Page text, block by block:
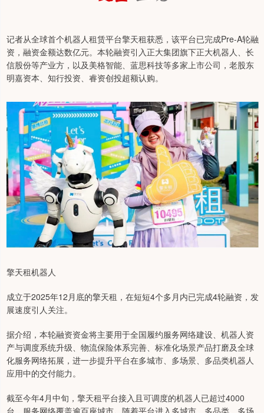
记者从全球首个机器人租赁平台擎天租获悉，该平台已完成Pre-A轮融
资，融资金额达数亿元。本轮融资引入正大集团旗下正大机器人、长
信股份等产业方，以及美格智能、蓝思科技等多家上市公司，老股东
明嘉资本、知行投资、睿资创投超额认购。
擎天租机器人
成立于2025年12月底的擎天租，在短短4个多月内已完成4轮融资，发
展速度引人关注。
据介绍，本轮融资资金将主要用于全国履约服务网络建设、机器人资
产与调度系统升级、物流保险体系完善、标准化场景产品打磨及全球
化服务网络拓展，进一步提升平台在多城市、多场景、多品类机器人
应用中的交付能力。
截至今年4月中旬，擎天租平台接入且可调度的机器人已超过4000
台，服务网络覆盖逾百座城市。随着平台进入多城市、多品类、多场